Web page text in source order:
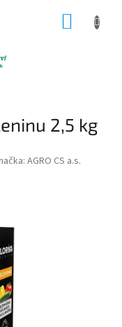
2,5 kg
AGRO CS a.s.